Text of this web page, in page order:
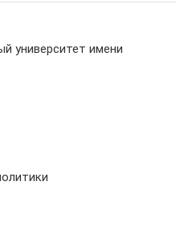
университет имени